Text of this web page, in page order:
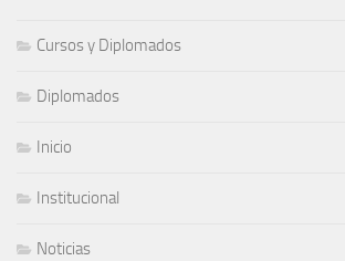
Cursos y Diplomados
Diplomados
Inicio
Institucional
Noticias